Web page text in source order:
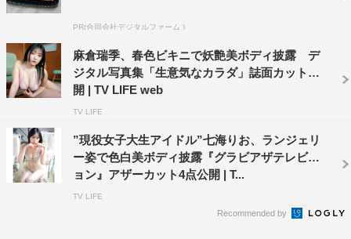
PR(合同会社デジタルファーム )
麻倉瑞季、春色ビキニで妖艶美ボディ披露 デ
ジタル写真集「生意気なカラダ」誌面カット公
開 | TV LIFE web
TV LIFE
”現役女子大生アイドル”七海りお、ランジェリ
ー姿で色白美ボディ披露『グラビアザテレビジ
ョン』アザーカット4点公開 | T...
TV LIFE
Recommended by